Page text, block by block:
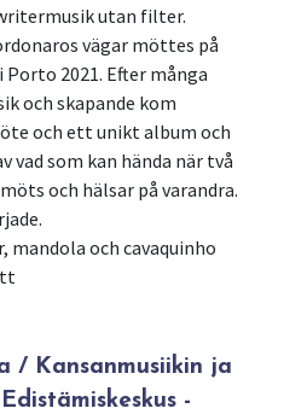
utan filter.
vägar möttes på
2021. Efter många
och skapande kom
och ett unikt album och
som kan hända när två
och hälsar på varandra.
mandola och cavaquinho
/ Kansanmusiikin ja
-